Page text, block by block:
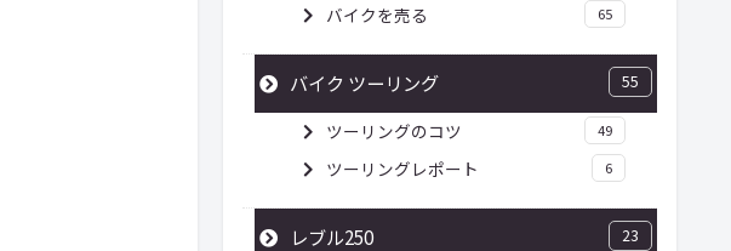
バイクを売る 65
バイク ツーリング 55
ツーリングのコツ 49
ツーリングレポート 6
レブル250 23